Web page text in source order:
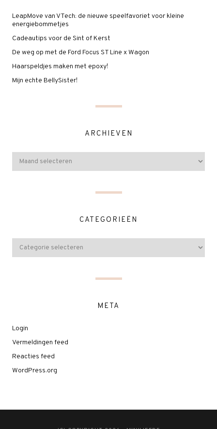
LeapMove van VTech: de nieuwe speelfavoriet voor kleine
energiebommetjes
Cadeautips voor de Sint of Kerst
De weg op met de Ford Focus ST Line x Wagon
Haarspeldjes maken met epoxy!
Mijn echte BellySister!
ARCHIEVEN
CATEGORIEËN
META
Login
Vermeldingen feed
Reacties feed
WordPress.org